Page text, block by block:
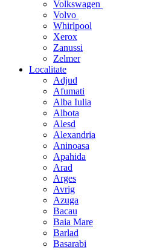
Volkswagen
Volvo
Whirlpool
Xerox
Zanussi
Zelmer
Localitate
Adjud
Afumati
Alba Iulia
Albota
Alesd
Alexandria
Aninoasa
Apahida
Arad
Arges
Avrig
Azuga
Bacau
Baia Mare
Barlad
Basarabi